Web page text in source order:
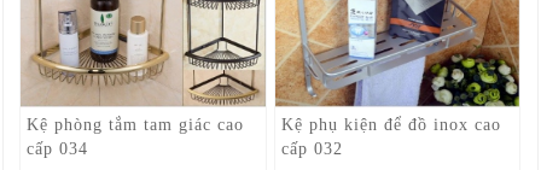
Kệ phòng tắm tam giác cao
cấp 034
Kệ phụ kiện để đồ inox cao
cấp 032